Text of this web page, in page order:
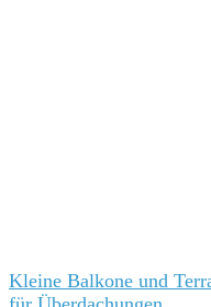
Kleine Balkone und